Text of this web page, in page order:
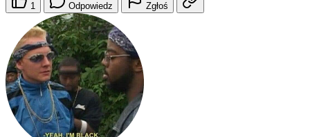
1 Odpowiedz Zgłoś